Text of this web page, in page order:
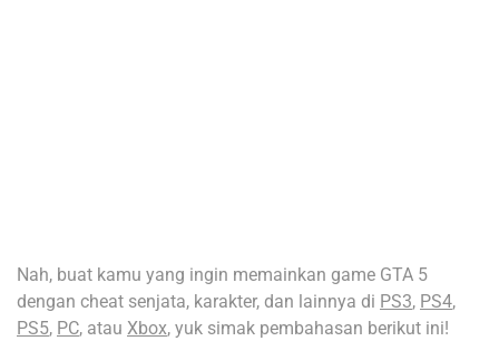
Nah, buat kamu yang ingin memainkan game GTA 5
dengan cheat senjata, karakter, dan lainnya di PS3, PS4,
PS5, PC, atau Xbox, yuk simak pembahasan berikut ini!